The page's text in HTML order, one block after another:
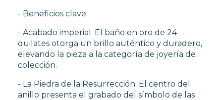
- Beneficios clave:
- Acabado imperial: El baño en oro de 24
quilates otorga un brillo auténtico y duradero,
elevando la pieza a la categoría de joyería de
colección.
- La Piedra de la Resurrección: El centro del
anillo presenta el grabado del símbolo de las